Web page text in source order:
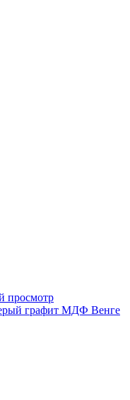
просмотр
графит МДФ Венге